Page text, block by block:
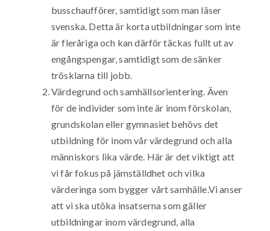
busschaufförer, samtidigt som man läser
svenska. Detta är korta utbildningar som inte
är fleråriga och kan därför täckas fullt ut av
engångspengar, samtidigt som de sänker
trösklarna till jobb.
Värdegrund och samhällsorientering. Även
för de individer som inte är inom förskolan,
grundskolan eller gymnasiet behövs det
utbildning för inom vår värdegrund och alla
människors lika värde. Här är det viktigt att
vi får fokus på jämställdhet och vilka
värderinga som bygger vårt samhälle.Vi anser
att vi ska utöka insatserna som gäller
utbildningar inom värdegrund, alla